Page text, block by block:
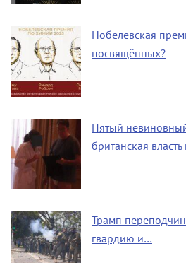
Нобелевская
посвящённых?
Пятый
британская
Трамп
гвардию и…